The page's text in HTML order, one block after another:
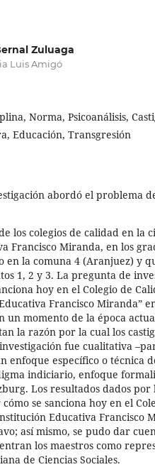
Zuluaga
Luis Amigó
Norma, Psicoanálisis,
Educación, Transgresión
abordó el problema
los colegios de calidad en la
Francisco Miranda, en los
en la comuna 4 (Aranjuez) y
1, 2 y 3. La pregunta de
hoy en el Colegio de
Francisco Miranda”
un momento de la época
la razón por la cual los
fue cualitativa
enfoque específico o técnica
indiciario, enfoque
Los resultados dados por
se sanciona hoy en el
Educativa Francisco
así mismo, se pudo dar
los maestros como
de Ciencias Sociales.